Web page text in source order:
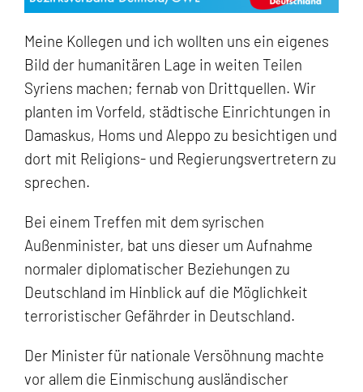
Meine Kollegen und ich wollten uns ein eigenes
Bild der humanitären Lage in weiten Teilen
Syriens machen; fernab von Drittquellen. Wir
planten im Vorfeld, städtische Einrichtungen in
Damaskus, Homs und Aleppo zu besichtigen und
dort mit Religions- und Regierungsvertretern zu
sprechen.
Bei einem Treffen mit dem syrischen
Außenminister, bat uns dieser um Aufnahme
normaler diplomatischer Beziehungen zu
Deutschland im Hinblick auf die Möglichkeit
terroristischer Gefährder in Deutschland.
Der Minister für nationale Versöhnung machte
vor allem die Einmischung ausländischer